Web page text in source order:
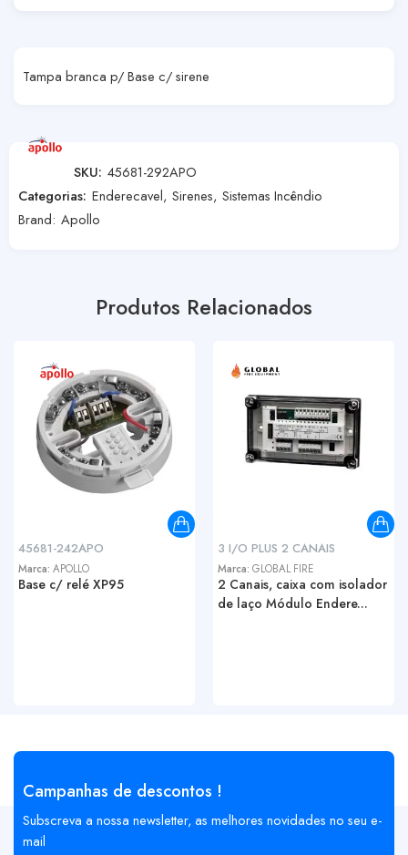
Tampa branca p/ Base c/ sirene
SKU: 45681-292APO
Categorias: Enderecavel, Sirenes, Sistemas Incêndio
Brand: Apollo
Produtos Relacionados
45681-242APO
Marca: APOLLO
Base c/ relé XP95
3 I/O PLUS 2 CANAIS
Marca: GLOBAL FIRE
2 Canais, caixa com isolador
de laço Módulo Endere...
Campanhas de descontos !
Subscreva a nossa newsletter, as melhores novidades no seu e-
mail